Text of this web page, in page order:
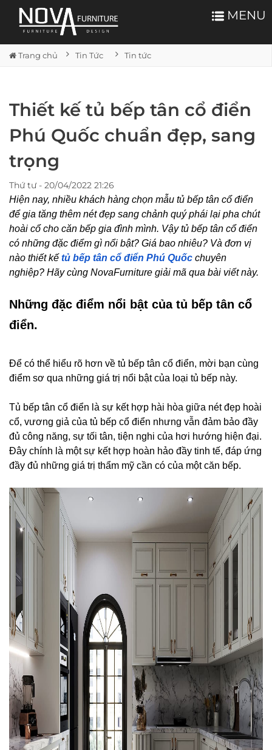
MENU
Trang chủ Tin Tức Tin tức
Thiết kế tủ bếp tân cổ điển
Phú Quốc chuẩn đẹp, sang
trọng
Thứ tư - 20/04/2022 21:26
Hiện nay, nhiều khách hàng chọn mẫu tủ bếp tân cổ điển
để gia tăng thêm nét đẹp sang chảnh quý phái lại pha chút
hoài cổ cho căn bếp gia đình mình. Vậy tủ bếp tân cổ điển
có những đặc điểm gì nổi bật? Giá bao nhiêu? Và đơn vị
nào thiết kế tủ bếp tân cổ điển Phú Quốc chuyên
nghiệp? Hãy cùng NovaFurniture giải mã qua bài viết này.
Những đặc điểm nổi bật của tủ bếp tân cổ
điển.
Để có thể hiểu rõ hơn về tủ bếp tân cổ điển, mời bạn cùng
điểm sơ qua những giá trị nổi bật của loại tủ bếp này.
Tủ bếp tân cổ điển là sự kết hợp hài hòa giữa nét đẹp hoài
cổ, vương giả của tủ bếp cổ điển nhưng vẫn đảm bảo đầy
đủ công năng, sự tối tân, tiện nghi của hơi hướng hiện đại.
Đây chính là một sự kết hợp hoàn hảo đầy tinh tế, đáp ứng
đầy đủ những giá trị thẩm mỹ cần có của một căn bếp.